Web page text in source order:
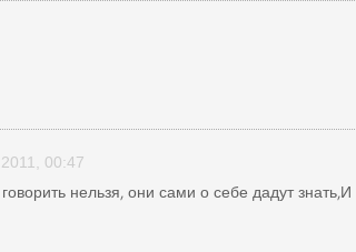
00:47
нельзя, они сами о себе дадут знать,И